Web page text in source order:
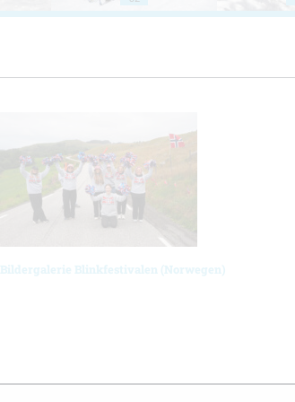
Bildergalerie Blinkfestivalen (Norwegen)